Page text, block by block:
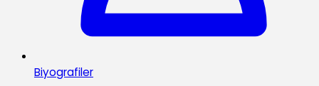
Biyografiler